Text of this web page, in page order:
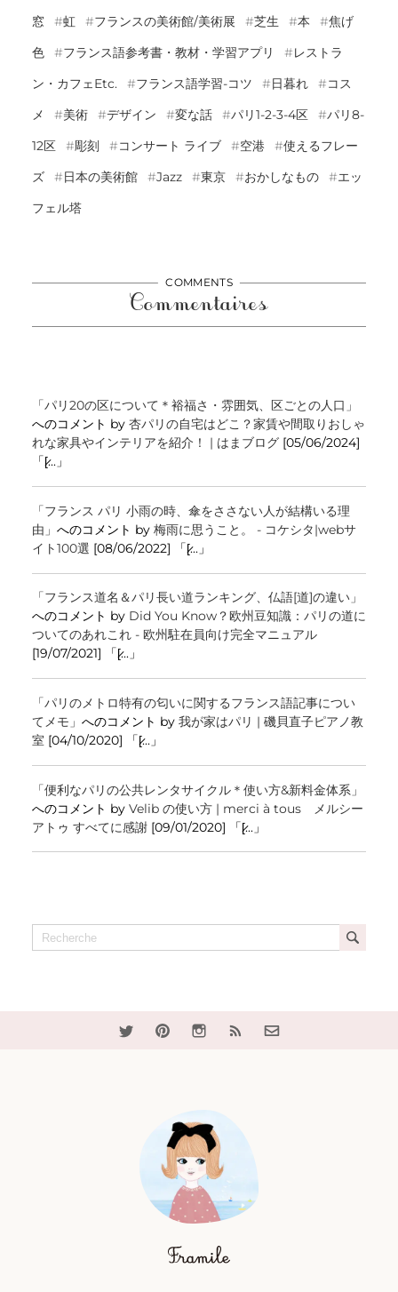
窓
虹 フランスの美術館/美術展 芝生 本
焦げ
色
フランス語参考書・教材・学習アプリ
レストラ
ン・カフェetc.
フランス語学習-コツ 日暮れ
コス
メ
美術 デザイン 変な話 パリ1-2-3-4区
パリ8-
12区
彫刻 コンサート ライブ 空港
使えるフレー
ズ
日本の美術館 Jazz 東京 おかしなもの
エッ
フェル塔
COMMENTS
Commentaires
「パリ20の区について＊裕福さ・雰囲気、区ごとの人口」
へのコメント by 杏パリの自宅はどこ？家賃や間取りおしゃ
れな家具やインテリアを紹介！ | はまブログ[05/06/2024]
「[̷...」
「フランス パリ 小雨の時、傘をささない人が結構いる理
由」 へのコメント by 梅雨に思うこと。 - コケシタ|webサ
イト100選 [08/06/2022] 「[̷...」
「フランス道名＆パリ長い道ランキング、仏語[道]の違い」
へのコメント by Did You Know？欧州豆知識：パリの道に
ついてのあれこれ - 欧州駐在員向け完全マニュアル
[19/07/2021] 「[̷...」
「パリのメトロ特有の匂いに関するフランス語記事につい
てメモ」 へのコメント by 我が家はパリ | 磯貝直子ピアノ教
室 [04/10/2020] 「[̷...」
「便利なパリの公共レンタサイクル＊使い方&新料金体系」
へのコメント by Velib の使い方 | merci à tous メルシー
アトゥ すべてに感謝[09/01/2020] 「[̷...」